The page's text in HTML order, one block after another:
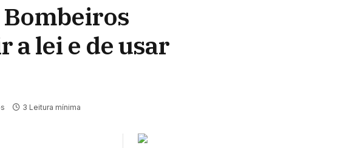
Bombeiros
a lei e de usar
3 Leitura mínima